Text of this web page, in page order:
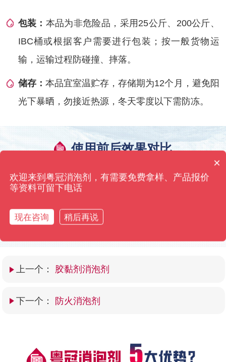
包装： 本品为非危险品，采用25公斤、200公斤、
IBC桶或根据客户需要进行包装；按一般货物运
输，运输过程防碰撞、摔落。
储存： 本品宜室温贮存，存储期为12个月，避免阳
光下暴晒，勿接近热源，冬天零度以下需防冻。
使用前后效果对比
上一个： 胶黏剂消泡剂
下一个： 防火消泡剂
消泡剂有哪些种类？
×
欢迎来到粤冠消泡剂，有需要免费拿样、产品报价
等资料可留下电话
现在咨询 稍后再说